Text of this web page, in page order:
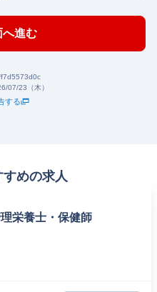
へ進む
07/23（木）
する
めの求人
栄養士・保健師